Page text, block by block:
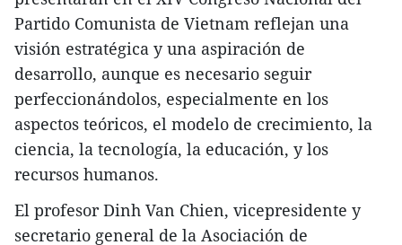
Partido Comunista de Vietnam reflejan una
visión estratégica y una aspiración de
desarrollo, aunque es necesario seguir
perfeccionándolos, especialmente en los
aspectos teóricos, el modelo de crecimiento, la
ciencia, la tecnología, la educación, y los
recursos humanos.
El profesor Dinh Van Chien, vicepresidente y
secretario general de la Asociación de